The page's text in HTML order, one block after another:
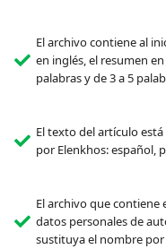
El archivo contiene al
en inglés, el resumen
palabras y de 3 a 5
El texto del artículo
por Elenkhos: español,
El archivo que
datos personales de
sustituya el nombre por